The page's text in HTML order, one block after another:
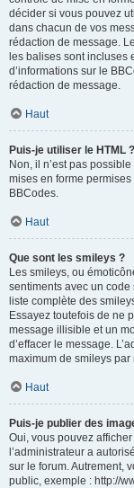
décider si vous pouvez
dans chacun de vos
rédaction de message.
les balises sont incluses
d’informations sur le
rédaction de message.
Haut
Puis-je utiliser le HTML ?
Non, il n’est pas
mises en forme
BBCodes.
Haut
Que sont les smileys ?
Les smileys, ou
sentiments avec un
liste complète des
Essayez toutefois de ne
message illisible et un
d’effacer le message.
maximum de smileys par
Haut
Puis-je publier des
Oui, vous pouvez
l’administrateur a
sur le forum. Autrement,
public, exemple : http://